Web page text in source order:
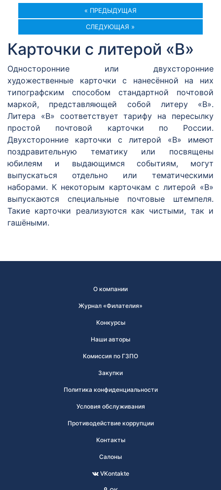
« ПРЕДЫДУЩАЯ
СЛЕДУЮЩАЯ »
Карточки с литерой «В»
Односторонние или двухсторонние
художественные карточки с нанесённой на них
типографским способом стандартной почтовой
маркой, представляющей собой литеру «В».
Литера «В» соответствует тарифу на пересылку
простой почтовой карточки по России.
Двухсторонние карточки с литерой «В» имеют
поздравительную тематику или посвящены
юбилеям и выдающимся событиям, могут
выпускаться отдельно или тематическими
наборами. К некоторым карточкам с литерой «В»
выпускаются специальные почтовые штемпеля.
Такие карточки реализуются как чистыми, так и
гашёными.
О компании
Журнал «Филателия»
Конкурсы
Наши авторы
Комиссия по ГЗПО
Закупки
Политика конфиденциальности
Условия обслуживания
Противодействие коррупции
Контакты
Салоны
VKontakte